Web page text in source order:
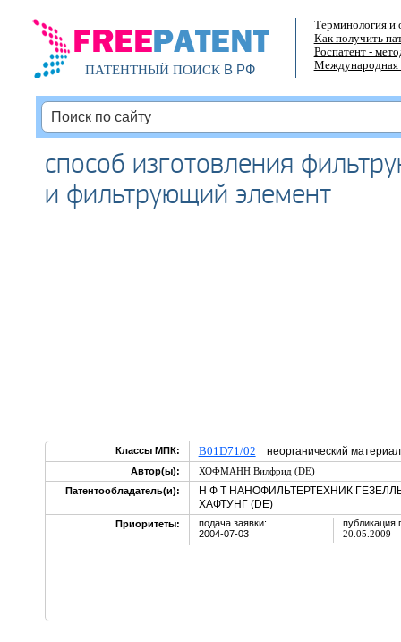
ПАТЕНТНЫЙ ПОИСКВ РФ
Терминология и
Как получить
Роспатент -
Международная
способ изготовления
и фильтрующий элемент
Классы МПК: B01D71/02 неорганический материал
Автор(ы):
ХОФМАНН Вилфрид (DE)
Патентообладатель(и):
Н Ф Т НАНОФИЛЬТЕРТЕХНИК
ХАФТУНГ (DE)
Приоритеты:
подача заявки:
2004-07-03
публикация
20.05.2009